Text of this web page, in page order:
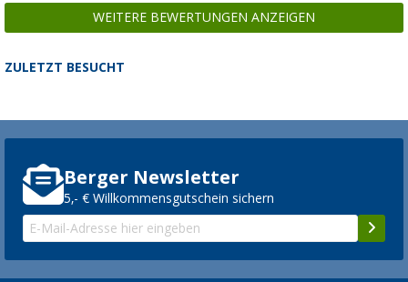
WEITERE BEWERTUNGEN ANZEIGEN
ZULETZT BESUCHT
Berger Newsletter
5,- € Willkommensgutschein sichern